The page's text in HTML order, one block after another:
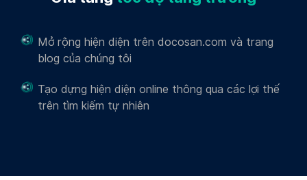
Mở rộng hiện diện trên docosan.com và trang
blog của chúng tôi
Tạo dựng hiện diện online thông qua các lợi thế
trên tìm kiếm tự nhiên